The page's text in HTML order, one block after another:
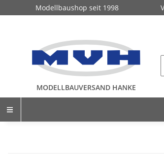
Modellbaushop seit 1998
MODELLBAUVERSAND HANKE